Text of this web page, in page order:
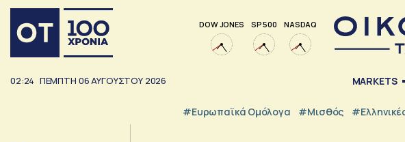
DOW JONES SP 500 NASDAQ
02:24 ΠΕΜΠΤΗ 06ΑΥΓΟΥΣΤΟΥ 2026 MARKETS
#Ευρωπαϊκά Ομόλογα #Μισθός